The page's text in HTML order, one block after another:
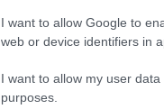
I want to allow Google to
web or device identifiers in
I want to allow my user
purposes.